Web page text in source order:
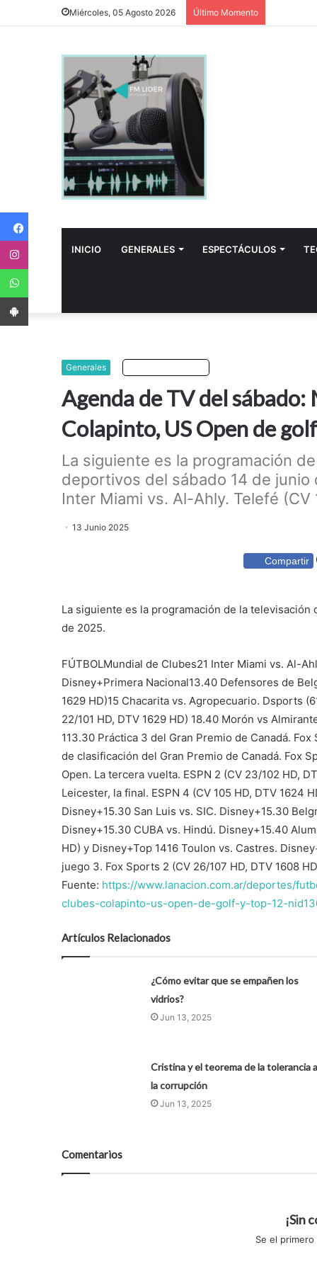
Miércoles, 05 Agosto 2026 Último Momento
INICIO GENERALES ESPECTÁCULOS
Generales
Agenda de TV del
Colapinto, US Open de
La siguiente es la programación
deportivos del sábado 14 de junio
Inter Miami vs. Al-Ahly. Telefé (CV
13 Junio 2025
Compartir
La siguiente es la programación de la
de 2025.
FÚTBOLMundial de Clubes21 Inter Miami vs. Al-
Disney+Primera Nacional13.40 Defensores de
1629 HD)15 Chacarita vs. Agropecuario. Dsports
22/101 HD, DTV 1629 HD) 18.40 Morón vs
113.30 Práctica 3 del Gran Premio de Canadá.
de clasificación del Gran Premio de Canadá. Fox
Open. La tercera vuelta. ESPN 2 (CV 23/102 HD,
Leicester, la final. ESPN 4 (CV 105 HD, DTV 1624
Disney+15.30 San Luis vs. SIC. Disney+15.30
Disney+15.30 CUBA vs. Hindú. Disney+15.40
HD) y Disney+Top 1416 Toulon vs. Castres.
juego 3. Fox Sports 2 (CV 26/107 HD, DTV 1608
Fuente: https://www.lanacion.com.ar/deportes/
clubes-colapinto-us-open-de-golf-y-top-12-
Artículos Relacionados
¿Cómo evitar que se empañen los
vidrios?
Jun 13, 2025
Cristina y el teorema de la tolerancia a
la corrupción
Jun 13, 2025
Comentarios
¡Sin
Se el